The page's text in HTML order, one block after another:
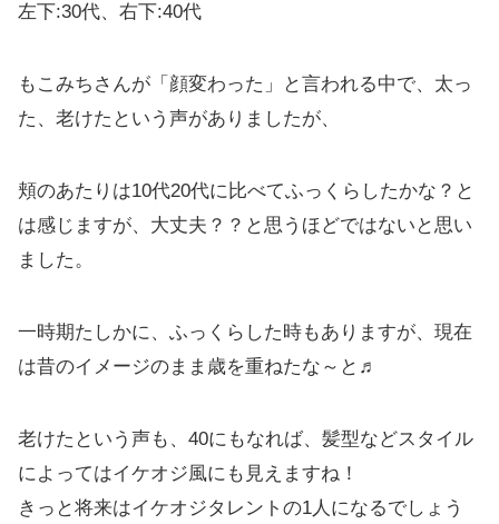
左下:30代、右下:40代
もこみちさんが「顔変わった」と言われる中で、太っ
た、老けたという声がありましたが、
頬のあたりは10代20代に比べてふっくらしたかな？と
は感じますが、大丈夫？？と思うほどではないと思い
ました。
一時期たしかに、ふっくらした時もありますが、現在
は昔のイメージのまま歳を重ねたな～と♬
老けたという声も、40にもなれば、髪型などスタイル
によってはイケオジ風にも見えますね！
きっと将来はイケオジタレントの1人になるでしょう